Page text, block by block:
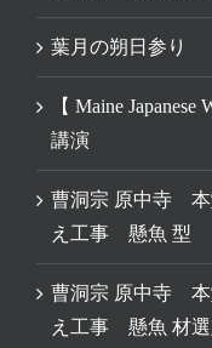
葉月の朔日参り
【 Maine
講演
曹洞宗 原中寺 本
え工事 懸魚 型
曹洞宗 原中寺 本
え工事 懸魚 材選